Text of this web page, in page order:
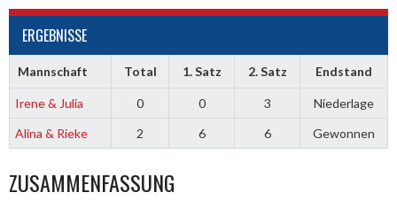
ERGEBNISSE
Mannschaft Total 1. Satz 2. Satz Endstand
Irene & Julia 0 0 3
Niederlage
Alina & Rieke
2 6 6 Gewonnen
ZUSAMMENFASSUNG